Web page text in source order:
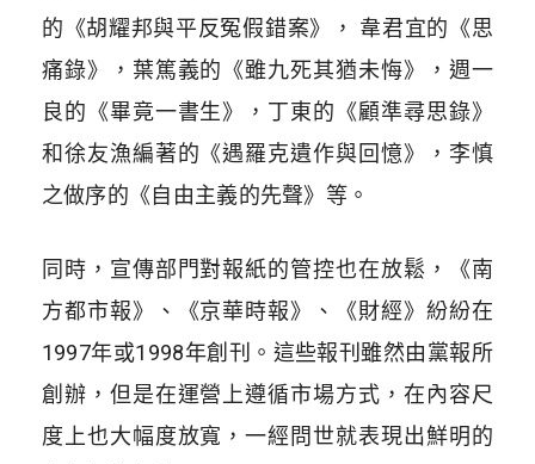
的《胡耀邦與平反冤假錯案》， 韋君宜的《思
痛錄》，葉篤義的《雖九死其猶未悔》，週一
良的《畢竟一書生》，丁東的《顧準尋思錄》
和徐友漁編著的《遇羅克遺作與回憶》，李慎
之做序的《自由主義的先聲》等。
同時，宣傳部門對報紙的管控也在放鬆，《南
方都市報》、《京華時報》、《財經》紛紛在
1997年或1998年創刊。這些報刊雖然由黨報所
創辦，但是在運營上遵循市場方式，在內容尺
度上也大幅度放寬，一經問世就表現出鮮明的